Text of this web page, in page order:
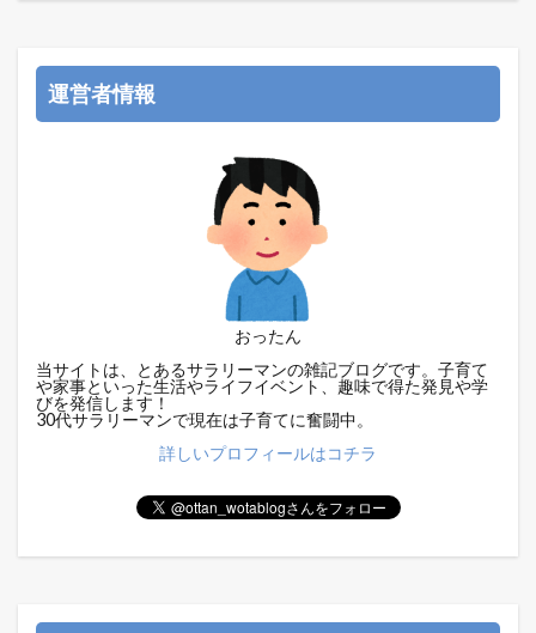
運営者情報
おったん
当サイトは、とあるサラリーマンの雑記ブログです。子育て
や家事といった生活やライフイベント、趣味で得た発見や学
びを発信します！
30代サラリーマンで現在は子育てに奮闘中。
詳しいプロフィールはコチラ